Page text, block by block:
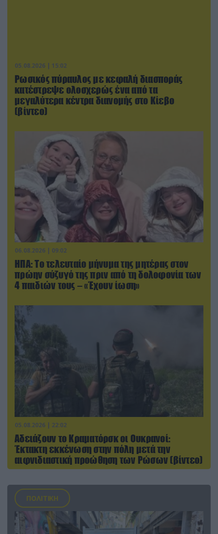
05.08.2026 | 15:02
Ρωσικός πύραυλος με κεφαλή διασποράς
κατέστρεψε ολοσχερώς ένα από τα
μεγαλύτερα κέντρα διανομής στο Κίεβο
(βίντεο)
06.08.2026 | 09:02
ΗΠΑ: Το τελευταίο μήνυμα της μητέρας στον
πρώην σύζυγό της πριν από τη δολοφονία των
4 παιδιών τους – «Έχουν ίωση»
05.08.2026 | 22:02
Αδειάζουν το Κραματόρσκ οι Ουκρανοί:
Έκτακτη εκκένωση στην πόλη μετά την
αιφνιδιαστική προώθηση των Ρώσων (βίντεο)
ΠΟΛΙΤΙΚΗ